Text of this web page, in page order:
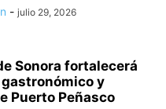
- julio 29, 2026
Sonora fortalecerá
y
Puerto Peñasco